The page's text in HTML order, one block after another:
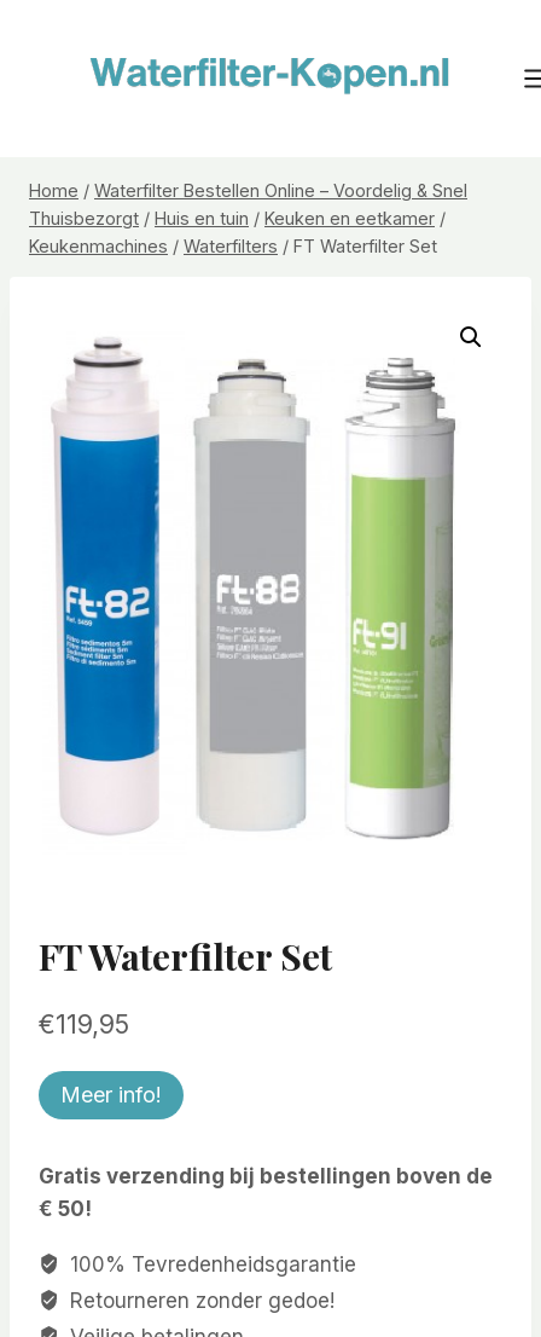
Home / Waterfilter Bestellen Online – Voordelig & Snel
Thuisbezorgt / Huis en tuin / Keuken en eetkamer /
Keukenmachines / Waterfilters / FT Waterfilter Set
FT Waterfilter Set
€119,95
Meer info!
Gratis verzending bij bestellingen boven de
€ 50!
100% Tevredenheidsgarantie
Retourneren zonder gedoe!